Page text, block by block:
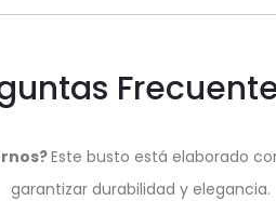
Este busto está elaborado
garantizar durabilidad y elegancia.